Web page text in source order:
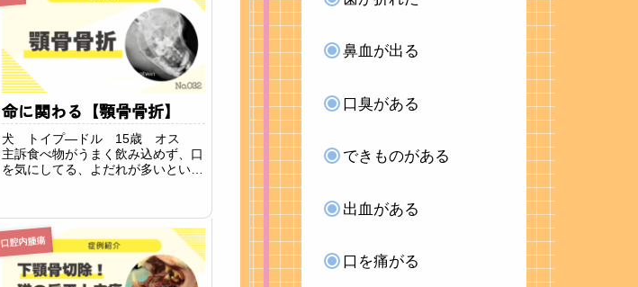
承を得て全身麻酔をかけて採材し病
命に関わる【顎骨骨折】
犬 トイプ―ドル 15歳 オス
主訴食べ物がうまく飲み込めず、口
を気にしてる、よだれが多いという
診察時に右下のあごの腫れが重度で
下あごが右側に変位していました。
レントゲンで下顎...
口腔内腫瘍
鼻血が出る
口臭がある
できものがある
出血がある
口を痛がる